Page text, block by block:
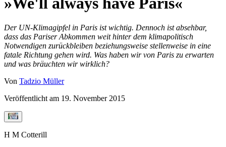
Der UN-Klimagipfel in Paris ist wichtig. Dennoch ist absehbar,
dass das Pariser Abkommen weit hinter dem klimapolitisch
Notwendigen zurückbleiben beziehungsweise stellenweise in eine
fatale Richtung gehen wird. Was haben wir von Paris zu erwarten
und was bräuchten wir wirklich?
Von Tadzio Müller
Veröffentlicht am 19. November 2015
H M Cotterill